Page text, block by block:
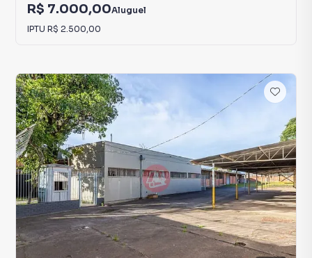
R$ 7.000,00Aluguel
IPTU R$ 2.500,00